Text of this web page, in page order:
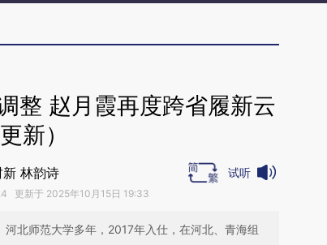
整 赵月霞再度跨省履新云
新）
林韵诗
更新于 2025年10月15日 19:33
试听
北师范大学多年，2017年入仕，在河北、青海组